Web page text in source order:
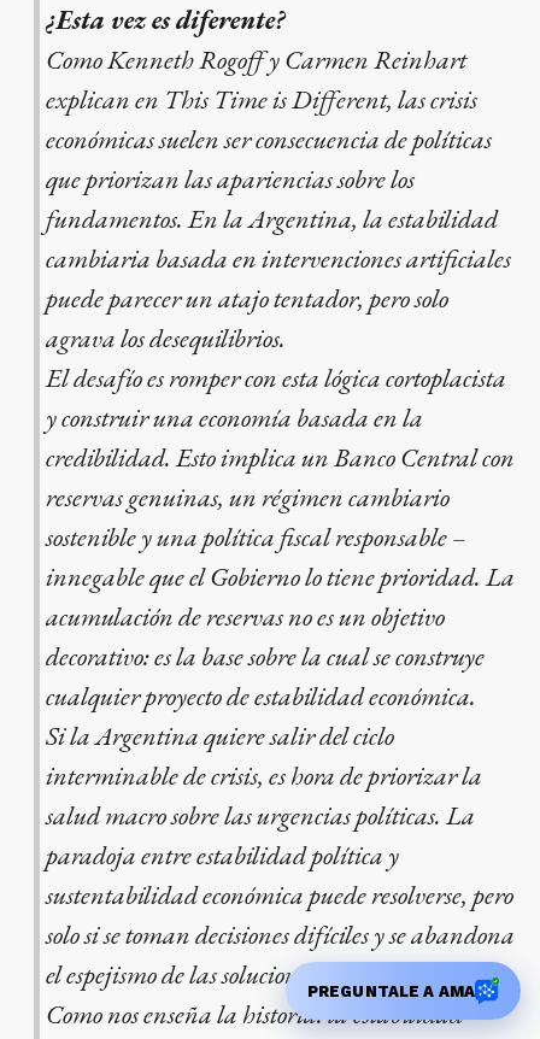
¿Esta vez es diferente?
Como Kenneth Rogoff y Carmen Reinhart
explican en This Time is Different, las crisis
económicas suelen ser consecuencia de políticas
que priorizan las apariencias sobre los
fundamentos. En la Argentina, la estabilidad
cambiaria basada en intervenciones artificiales
puede parecer un atajo tentador, pero solo
agrava los desequilibrios.
El desafío es romper con esta lógica cortoplacista
y construir una economía basada en la
credibilidad. Esto implica un Banco Central con
reservas genuinas, un régimen cambiario
sostenible y una política fiscal responsable –
innegable que el Gobierno lo tiene prioridad. La
acumulación de reservas no es un objetivo
decorativo: es la base sobre la cual se construye
cualquier proyecto de estabilidad económica.
Si la Argentina quiere salir del ciclo
interminable de crisis, es hora de priorizar la
salud macro sobre las urgencias políticas. La
paradoja entre estabilidad política y
sustentabilidad económica puede resolverse, pero
solo si se toman decisiones difíciles y se abandona
el espejismo de las soluciones inmediatas.
Como nos enseña la historia: la estabilidad
PREGUNTALE A AMA